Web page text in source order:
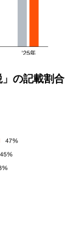
の記載割合